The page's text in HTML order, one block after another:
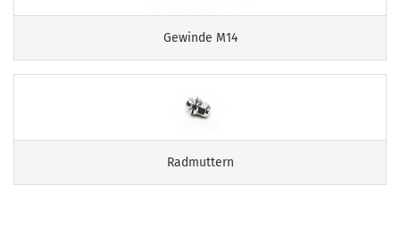
Gewinde M14
Radmuttern